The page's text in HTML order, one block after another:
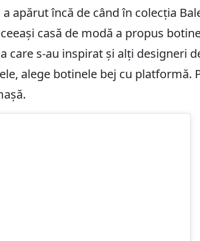
apărut încă de când în colecția
casă de modă a propus
care s-au inspirat și alți designeri
alege botinele bej cu platformă.